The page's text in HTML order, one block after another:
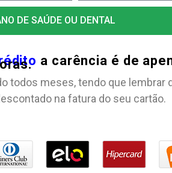
DE SAÚDE OU DENTAL
a carência é de
todos meses, tendo que lembrar
na fatura do seu cartão.